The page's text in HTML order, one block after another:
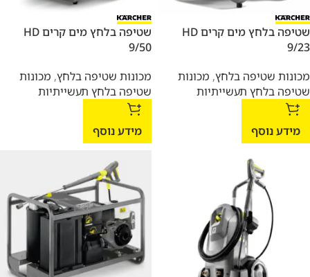
שטיפה בלחץ מים קרים HD
9/23
מכונות שטיפה בלחץ, מכונות
שטיפה בלחץ תעשייתיות
מידע נוסף
שטיפה בלחץ מים קרים HD
9/50
מכונות שטיפה בלחץ, מכונות
שטיפה בלחץ תעשייתיות
מידע נוסף